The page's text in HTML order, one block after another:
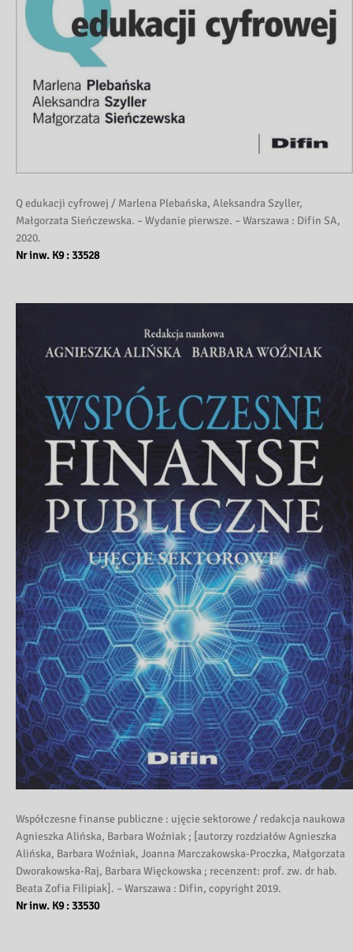
Q edukacji cyfrowej / Marlena Plebańska, Aleksandra Szyller,
Małgorzata Sieńczewska. – Wydanie pierwsze. – Warszawa : Difin SA,
2020.
Nr inw. K9 : 33528
Współczesne finanse publiczne : ujęcie sektorowe / redakcja naukowa
Agnieszka Alińska, Barbara Woźniak ; [autorzy rozdziałów Agnieszka
Alińska, Barbara Woźniak, Joanna Marczakowska-Proczka, Małgorzata
Dworakowska-Raj, Barbara Więckowska ; recenzent: prof. zw. dr hab.
Beata Zofia Filipiak]. – Warszawa : Difin, copyright 2019.
Nr inw. K9 : 33530